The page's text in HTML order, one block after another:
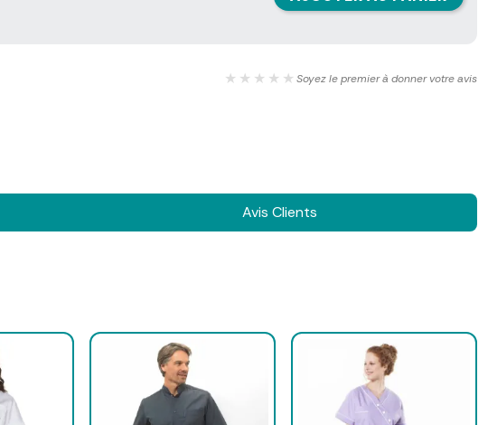
★★★★★ Soyez le premier à donner votre avis
Avis Clients